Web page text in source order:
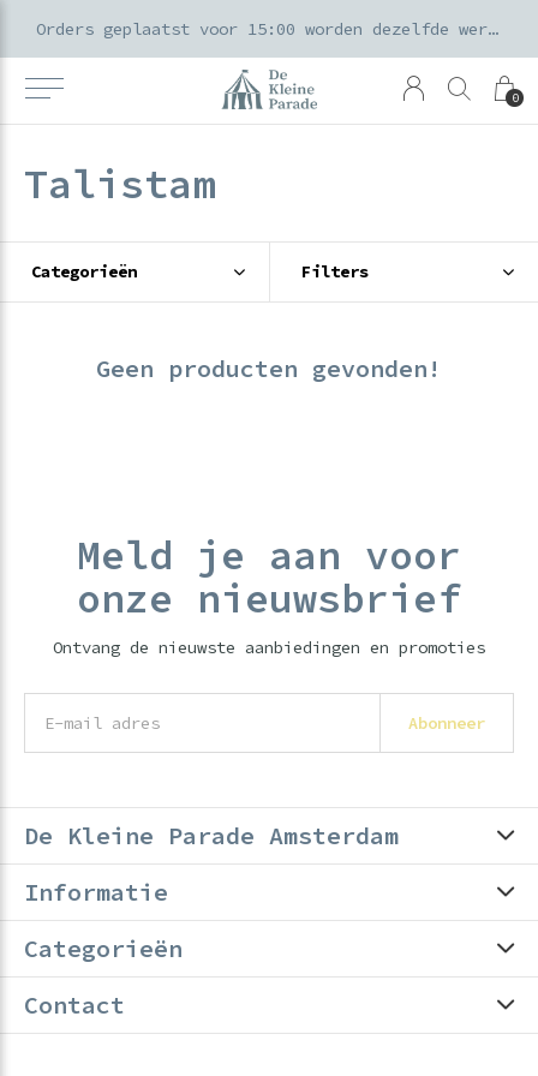
0
Orders geplaatst voor 15:00 worden dezelfde werkdag verzonden
Talistam
Categorieën Filters
Geen producten gevonden!
Meld je aan voor
onze nieuwsbrief
Ontvang de nieuwste aanbiedingen en promoties
Abonneer
De Kleine Parade Amsterdam
Informatie
Categorieën
Contact